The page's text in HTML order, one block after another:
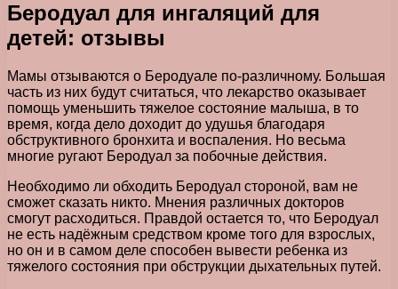
Беродуал для ингаляций для
детей: отзывы
Мамы отзываются о Беродуале по-различному. Большая
часть из них будут считаться, что лекарство оказывает
помощь уменьшить тяжелое состояние малыша, в то
время, когда дело доходит до удушья благодаря
обструктивного бронхита и воспаления. Но весьма
многие ругают Беродуал за побочные действия.
Необходимо ли обходить Беродуал стороной, вам не
сможет сказать никто. Мнения различных докторов
смогут расходиться. Правдой остается то, что Беродуал
не есть надёжным средством кроме того для взрослых,
но он и в самом деле способен вывести ребенка из
тяжелого состояния при обструкции дыхательных путей.